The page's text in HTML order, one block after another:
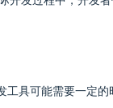
具可能需要一定